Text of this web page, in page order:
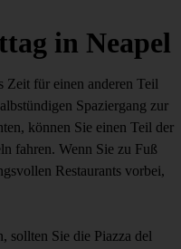
in Neapel
Zeit für einen anderen Teil
Spaziergang zur
können Sie einen Teil der
fahren. Wenn Sie zu Fuß
Restaurants vorbei,
sollten Sie die Piazza del